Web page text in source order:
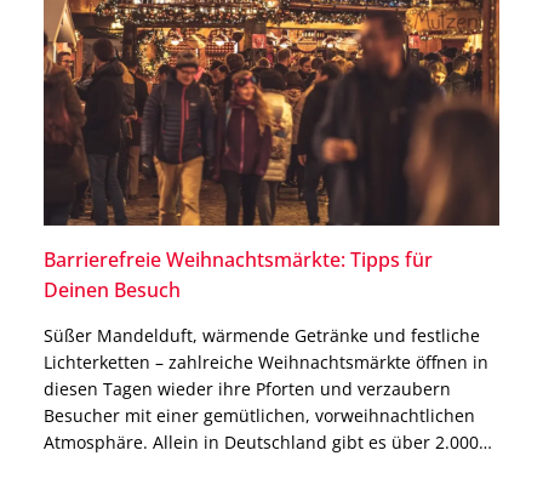
Barrierefreie Weihnachtsmärkte: Tipps für
Deinen Besuch
Süßer Mandelduft, wärmende Getränke und festliche
Lichterketten – zahlreiche Weihnachtsmärkte öffnen in
diesen Tagen wieder ihre Pforten und verzaubern
Besucher mit einer gemütlichen, vorweihnachtlichen
Atmosphäre. Allein in Deutschland gibt es über 2.000